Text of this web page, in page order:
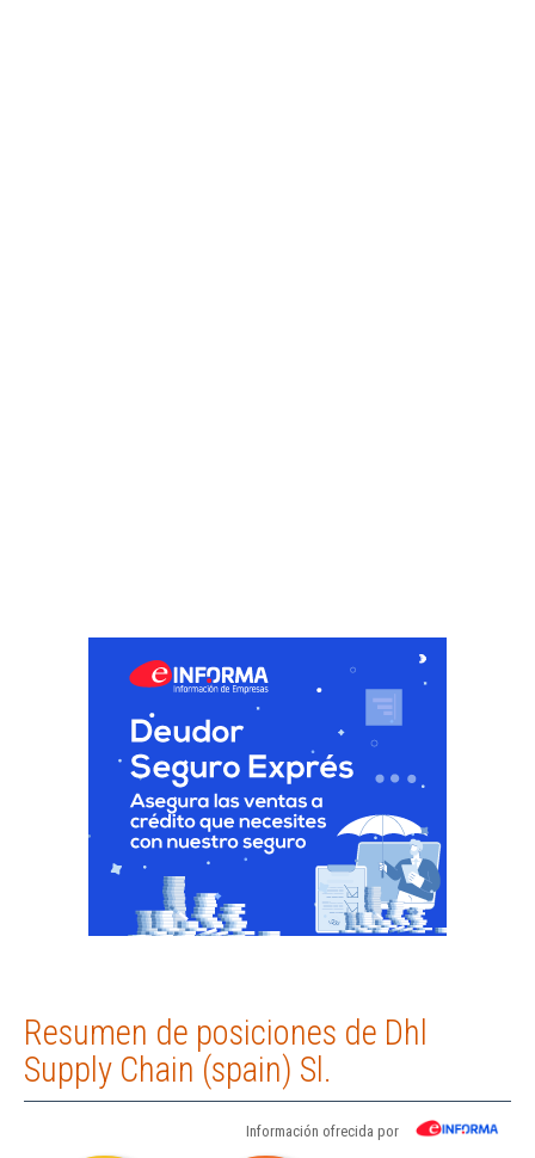
Resumen de posiciones de Dhl
Supply Chain (spain) Sl.
Información ofrecida por